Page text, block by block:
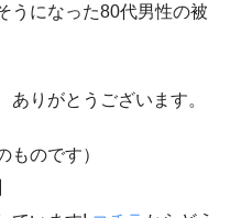
うになった80代男性の被
りがとうございます。
ものです）